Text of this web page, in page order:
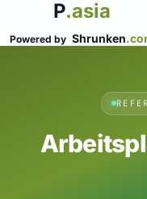
P.asia
Powered by Shrunken